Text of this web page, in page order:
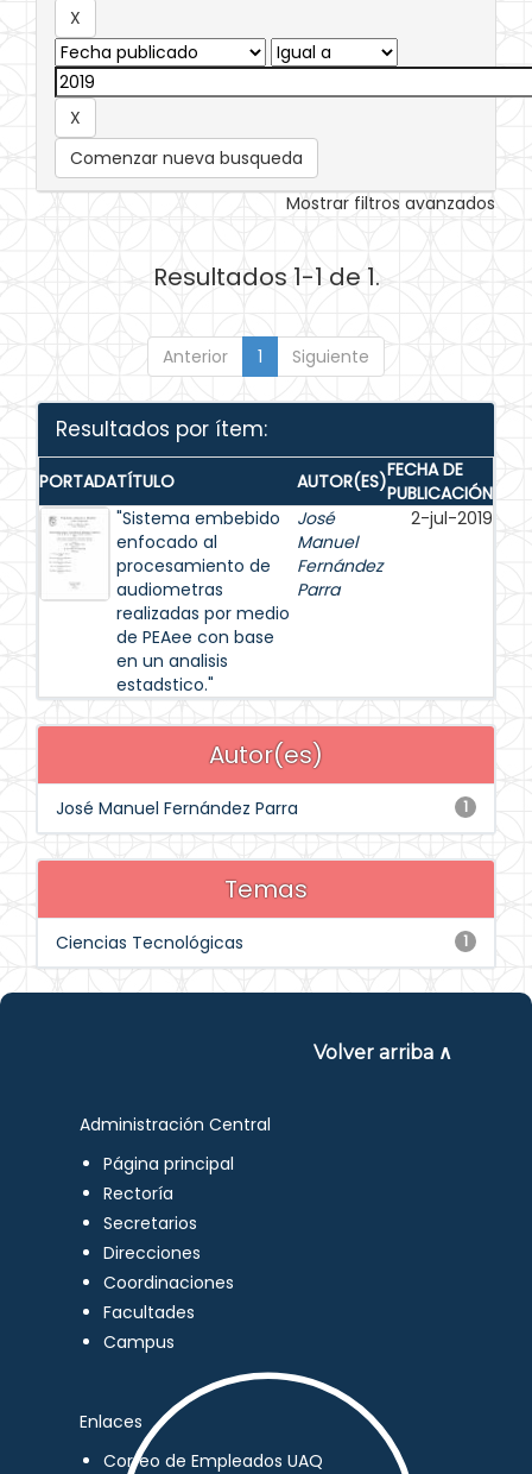
Comenzar nueva busqueda
Mostrar filtros avanzados
Resultados 1-1 de 1.
Anterior 1 Siguiente
Resultados por ítem:
PORTADATÍTULO AUTOR(ES)FECHA DE
PUBLICACIÓN
"Sistema embebido
enfocado al
procesamiento de
audiometras
realizadas por medio
de PEAee con base
en un analisis
estadstico."
José
Manuel
Fernández
Parra
2-jul-2019
Autor(es)
1
José Manuel Fernández Parra
Temas
1
Ciencias Tecnológicas
Volver arriba ∧
Administración Central
Página principal
Rectoría
Secretarios
Direcciones
Coordinaciones
Facultades
Campus
Enlaces
Correo de Empleados UAQ